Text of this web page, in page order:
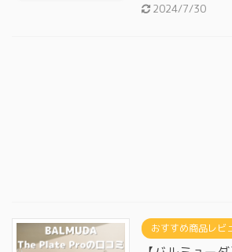
2024/7/30
おすすめ商品レビ